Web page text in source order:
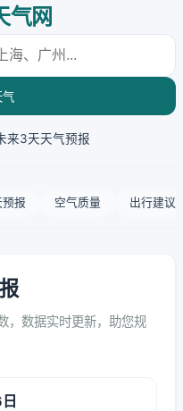
气网
来3天天气预报
预报 空气质量 出行建议
，数据实时更新，助您规